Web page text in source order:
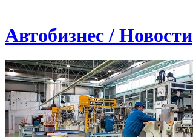
Автобизнес / Новости